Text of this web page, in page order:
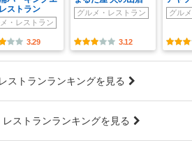
ストラン
・レストラン
3.29
グルメ・レストラン
3.12
グル
ストランランキングを見る
ストランランキングを見る